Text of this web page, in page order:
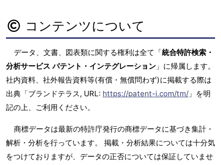
コンテンツについて
データ、文書、図表類に関する権利は全て「統合特許検索・
分析サービス パテント・インテグレーション 」に帰属します。
社内資料、社外報告資料等(有償・無償問わず)に掲載する際は
出典「ブランドテラス, URL: https://patent-i.com/tm/ 」を明
記の上、ご利用ください。
商標データは最新の特許庁発行の商標データに基づき集計・
解析・分析を行っています。 掲載・分析結果については十分気
をつけておりますが、データの正否については保証していませ